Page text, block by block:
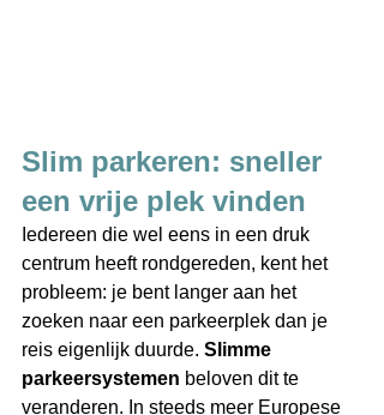
Slim parkeren: sneller
een vrije plek vinden
Iedereen die wel eens in een druk
centrum heeft rondgereden, kent het
probleem: je bent langer aan het
zoeken naar een parkeerplek dan je
reis eigenlijk duurde. Slimme
parkeersystemen beloven dit te
veranderen. In steeds meer Europese